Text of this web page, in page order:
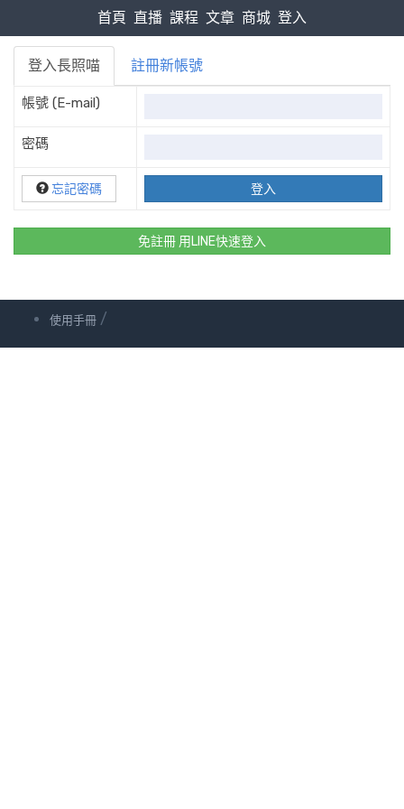
首頁 直播 課程 文章 商城 登入
登入長照喵 註冊新帳號
帳號 (E-mail)
密碼
忘記密碼
免註冊 用LINE快速登入
使用手冊 /